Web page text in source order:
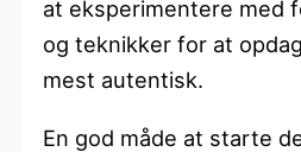
at eksperimentere med
og teknikker for at
mest autentisk.
En god måde at starte